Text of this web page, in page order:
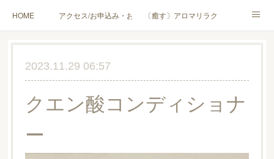
HOME アクセス/お申込み・お問合せ〔癒す〕アロマリラクゼーション
〔学ぶ〕AEAJ資格対応コース〔学ぶ〕トリートメント実技講座／介護アロマ講座
ハンモックよもぎ蒸し® HAMMOCK SAUNA® アカデミー厚木校
ハンモックタイ古式協会® 厚木校
2023.11.29 06:57
クエン酸コンディショナ
ー